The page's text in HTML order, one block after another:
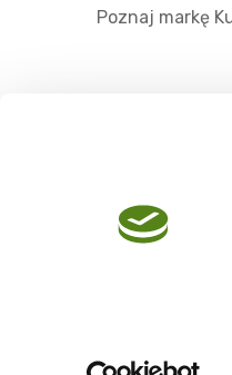
Poznaj markę
Regulamin